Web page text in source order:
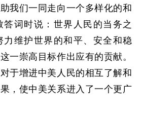
我们一同走向一个多样化的和
词时说：世界人民的当务之
力维护世界的和平、安全和稳
一崇高目标作出应有的贡献。
于增进中美人民的相互了解和
，使中美关系进入了一个更广